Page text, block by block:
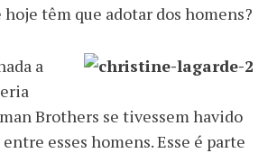
hoje têm que adotar dos homens?
a
Brothers se tivessem havido
esses homens. Esse é parte